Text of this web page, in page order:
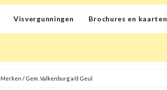
Visvergunningen Brochures en kaarten
Merken / Gem. Valkenburg a/d Geul